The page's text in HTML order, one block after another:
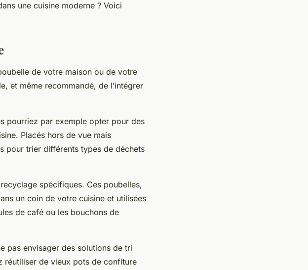
une cuisine moderne ? Voici
de votre maison ou de votre
et même recommandé, de l’intégrer
pourriez par exemple opter pour des
Placés hors de vue mais
pour trier différents types de déchets
spécifiques. Ces poubelles,
un coin de votre cuisine et utilisées
de café ou les bouchons de
pas envisager des solutions de tri
réutiliser de vieux pots de confiture